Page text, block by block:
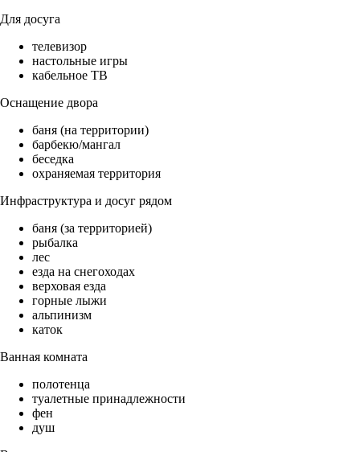
Для досуга
телевизор
настольные игры
кабельное ТВ
Оснащение двора
баня (на территории)
барбекю/мангал
беседка
охраняемая территория
Инфраструктура и досуг рядом
баня (за территорией)
рыбалка
лес
езда на снегоходах
верховая езда
горные лыжи
альпинизм
каток
Ванная комната
полотенца
туалетные принадлежности
фен
душ